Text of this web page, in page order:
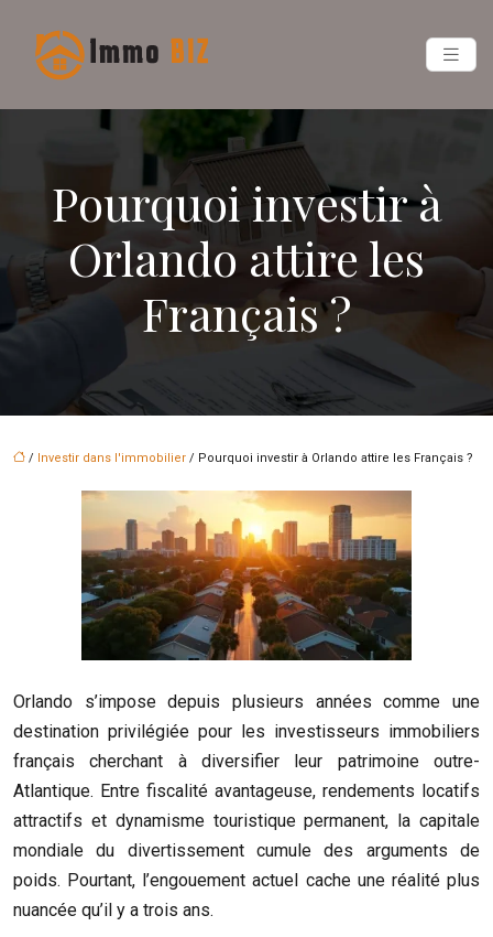
Pourquoi investir à
Orlando attire les
Français ?
/ Investir dans l'immobilier / Pourquoi investir à Orlando attire les Français ?
Orlando s’impose depuis plusieurs années comme une
destination privilégiée pour les investisseurs immobiliers
français cherchant à diversifier leur patrimoine outre-
Atlantique. Entre fiscalité avantageuse, rendements locatifs
attractifs et dynamisme touristique permanent, la capitale
mondiale du divertissement cumule des arguments de
poids. Pourtant, l’engouement actuel cache une réalité plus
nuancée qu’il y a trois ans.